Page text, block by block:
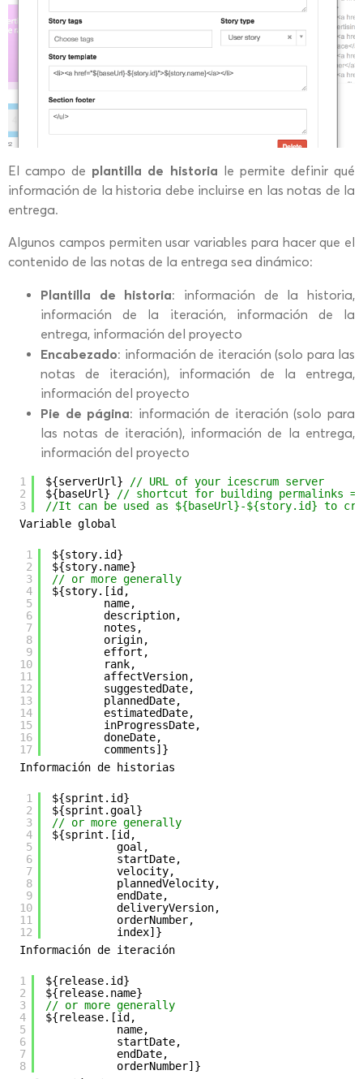
El campo de plantilla de historia le permite definir qué
información de la historia debe incluirse en las notas de la
entrega.
Algunos campos permiten usar variables para hacer que el
contenido de las notas de la entrega sea dinámico:
Plantilla de historia: información de la historia,
información de la iteración, información de la
entrega, información del proyecto
Encabezado: información de iteración (solo para las
notas de iteración), información de la entrega,
información del proyecto
Pie de página: información de iteración (solo para
las notas de iteración), información de la entrega,
información del proyecto
Variable global
1
2
3
${serverUrl}
// URL of your icescrum server
${baseUrl}
// shortcut for building permalinks =
//It can be used as ${baseUrl}-${story.id} to
Información de historias
1
2
3
4
5
6
7
8
9
10
11
12
13
14
15
16
17
${story.id}
${story.name}
// or more generally
${story.[id,
name,
description,
notes,
origin,
effort,
rank,
affectVersion,
suggestedDate,
plannedDate,
estimatedDate,
inProgressDate,
doneDate,
comments]}
Información de iteración
1
2
3
4
5
6
7
8
9
10
11
12
${sprint.id}
${sprint.goal}
// or more generally
${sprint.[id,
goal,
startDate,
velocity,
plannedVelocity,
endDate,
deliveryVersion,
orderNumber,
index]}
1
2
3
4
5
6
7
8
${release.id}
${release.name}
// or more generally
${release.[id,
name,
startDate,
endDate,
orderNumber]}